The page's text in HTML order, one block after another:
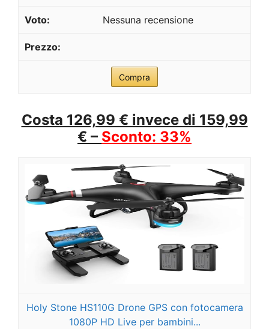
Nessuna recensione
Compra
Costa 126,99 € invece di 159,99
€ – Sconto: 33%
Holy Stone HS110G Drone GPS con fotocamera
1080P HD Live per bambini...